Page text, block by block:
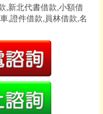
,新北代書借款,小額借
,證件借款,員林借款,名